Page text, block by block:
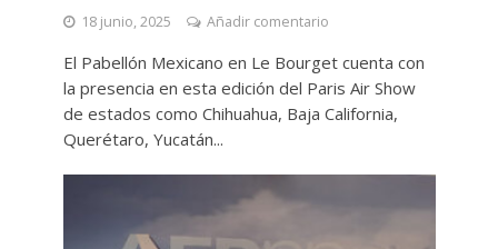
18 junio, 2025 Añadir comentario
El Pabellón Mexicano en Le Bourget cuenta con
la presencia en esta edición del Paris Air Show
de estados como Chihuahua, Baja California,
Querétaro, Yucatán...